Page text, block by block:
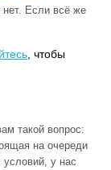
нет. Если всё же
, чтобы
такой вопрос:
на очереди
у нас